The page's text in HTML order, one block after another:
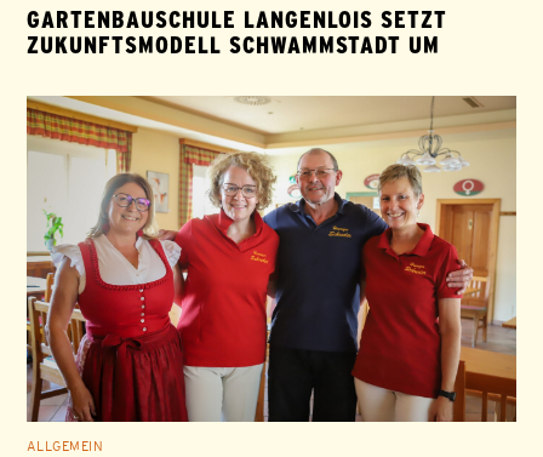
GARTENBAUSCHULE LANGENLOIS SETZT
ZUKUNFTSMODELL SCHWAMMSTADT UM
ALLGEMEIN